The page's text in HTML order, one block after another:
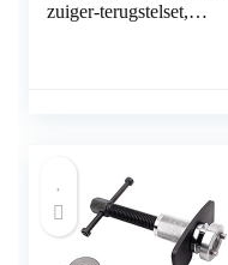
zuiger-terugstelset,